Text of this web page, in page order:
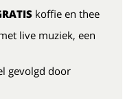
koffie en thee
live muziek, een
gevolgd door